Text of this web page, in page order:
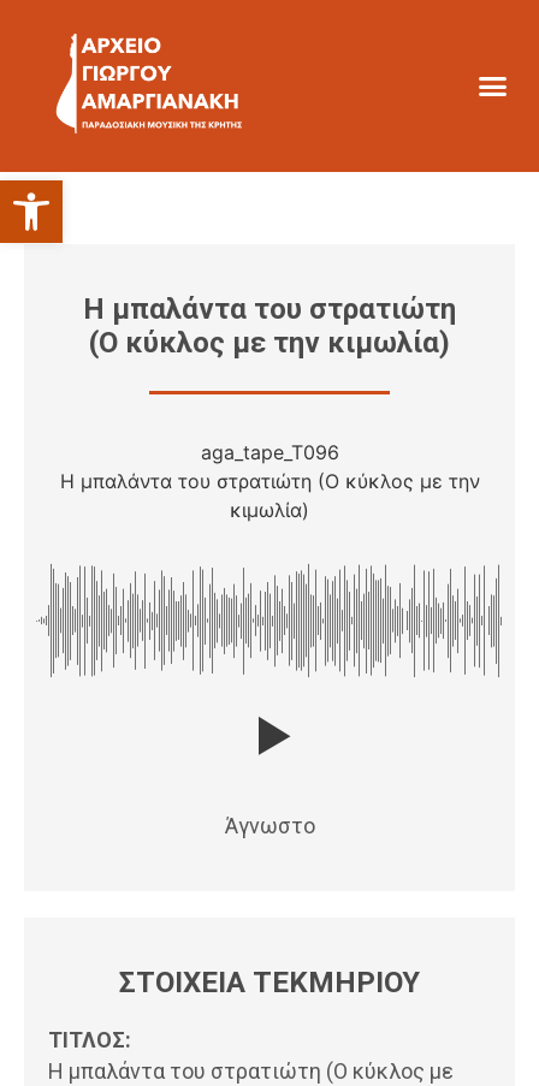
Ανοίξτε τη γραμμή εργαλείων
Η μπαλάντα του στρατιώτη
(Ο κύκλος με την κιμωλία)
aga_tape_T096
Η μπαλάντα του στρατιώτη (Ο κύκλος με την
κιμωλία)
Άγνωστο
ΣΤΟΙΧΕΙΑ ΤΕΚΜΗΡΙΟΥ
ΤΙΤΛΟΣ:
Η μπαλάντα του στρατιώτη (Ο κύκλος με